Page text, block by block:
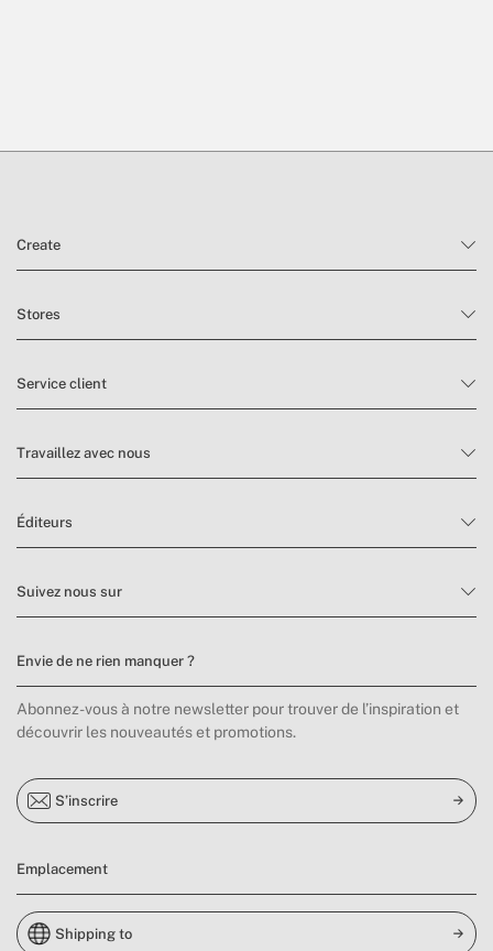
Create
Stores
Service client
Travaillez avec nous
Éditeurs
Suivez nous sur
Envie de ne rien manquer ?
Abonnez-vous à notre newsletter pour trouver de l’inspiration et
découvrir les nouveautés et promotions.
S’inscrire
Emplacement
Shipping to